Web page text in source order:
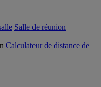
Salle de réunion
Calculateur de distance de